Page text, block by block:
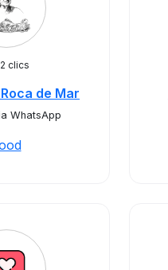
clics
de Mar
WhatsApp